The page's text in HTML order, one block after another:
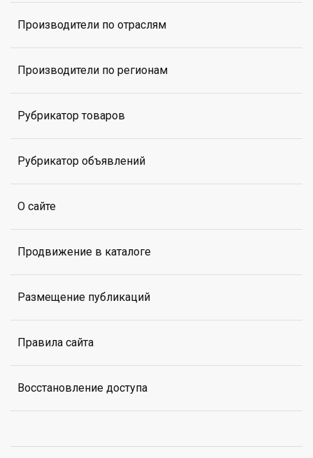
Производители по отраслям
Производители по регионам
Рубрикатор товаров
Рубрикатор объявлений
О сайте
Продвижение в каталоге
Размещение публикаций
Правила сайта
Восстановление доступа